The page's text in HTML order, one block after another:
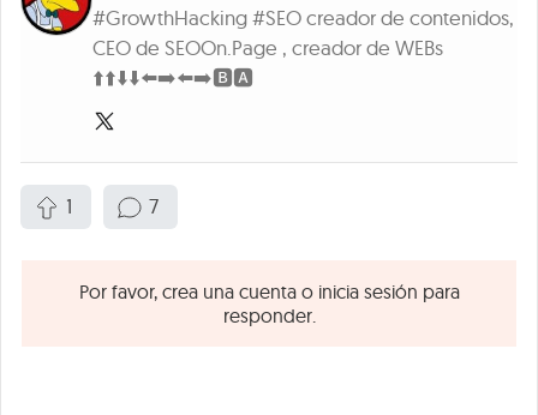
#GrowthHacking #SEO creador de contenidos,
CEO de SEOOn.Page , creador de WEBs
⬆️⬆️⬇️⬇️⬅️➡️⬅️➡️🅱️🅰️
1 7
Por favor, crea una cuenta o inicia sesión para
responder.